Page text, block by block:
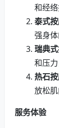
和经
泰式
强身体
瑞典
和压
热石
放松
服务体验